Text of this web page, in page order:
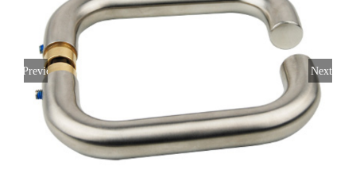
Previous Next